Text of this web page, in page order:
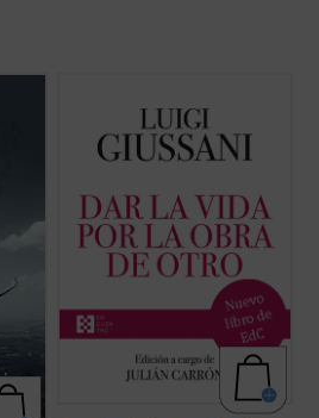
2004) es el sexto y último volumen
dedicado a las intervenciones de don Luigi
Giussani en los Ejercicios espirituales de la
Fraternidad de Comunión y Liberación. En